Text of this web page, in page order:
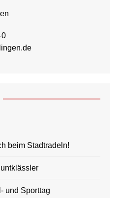
0
beim Stadtradeln!
und Sporttag